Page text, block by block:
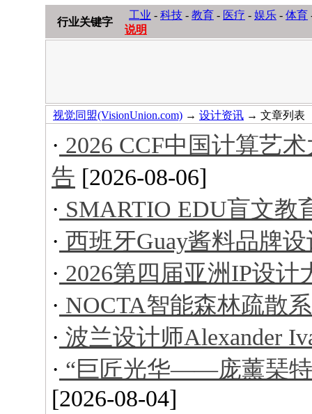
行业关键字
工业 - 科技 - 教育 - 医疗 - 娱乐 - 体育
说明
视觉同盟(VisionUnion.com) → 设计资讯 → 文章列表
· 2026 CCF中国计算艺
告 [2026-08-06]
· SMARTIO EDU盲文教
· 西班牙Guay酱料品牌设
· 2026第四届亚洲IP设计
· NOCTA智能森林疏散
· 波兰设计师Alexander
· “巨匠光华——庞薰琹特
[2026-08-04]